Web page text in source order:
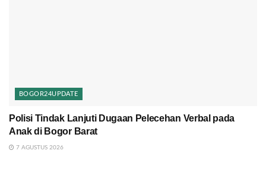
BOGOR24UPDATE
Polisi Tindak Lanjuti Dugaan Pelecehan Verbal pada
Anak di Bogor Barat
7 AGUSTUS 2026